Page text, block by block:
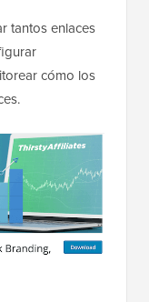
tantos enlaces
cómo los